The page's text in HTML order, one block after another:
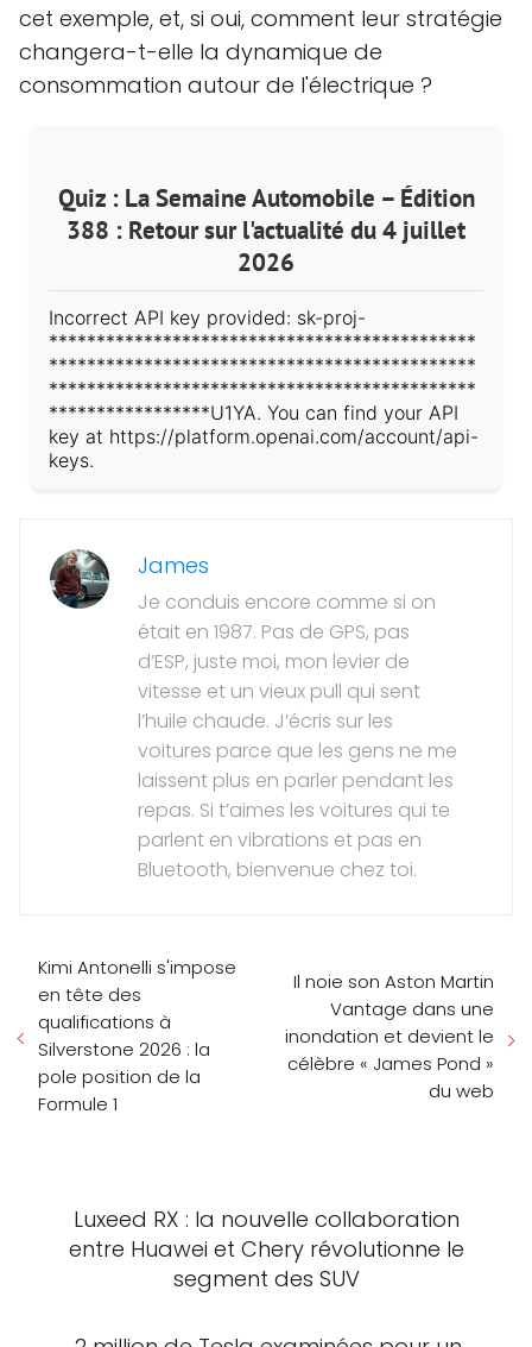
cet exemple, et, si oui, comment leur stratégie
changera-t-elle la dynamique de
consommation autour de l'électrique ?
Quiz : La Semaine Automobile – Édition
388 : Retour sur l'actualité du 4 juillet
2026
Incorrect API key provided: sk-proj-
*********************************************
*********************************************
*********************************************
*****************U1YA. You can find your API
key at https://platform.openai.com/account/api-
keys.
James
Je conduis encore comme si on
était en 1987. Pas de GPS, pas
d’ESP, juste moi, mon levier de
vitesse et un vieux pull qui sent
l’huile chaude. J’écris sur les
voitures parce que les gens ne me
laissent plus en parler pendant les
repas. Si t’aimes les voitures qui te
parlent en vibrations et pas en
Bluetooth, bienvenue chez toi.
Kimi Antonelli s'impose
en tête des
qualifications à
Silverstone 2026 : la
pole position de la
Formule 1
Il noie son Aston Martin
Vantage dans une
inondation et devient le
célèbre « James Pond »
du web
Luxeed RX : la nouvelle collaboration
entre Huawei et Chery révolutionne le
segment des SUV